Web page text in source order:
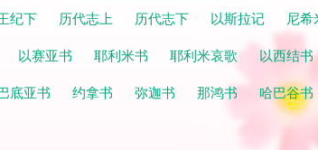
纪下 历代志上 历代志下 以斯拉记 尼希
以赛亚书 耶利米书 耶利米哀歌 以西结书
底亚书 约拿书 弥迦书 那鸿书 哈巴谷书